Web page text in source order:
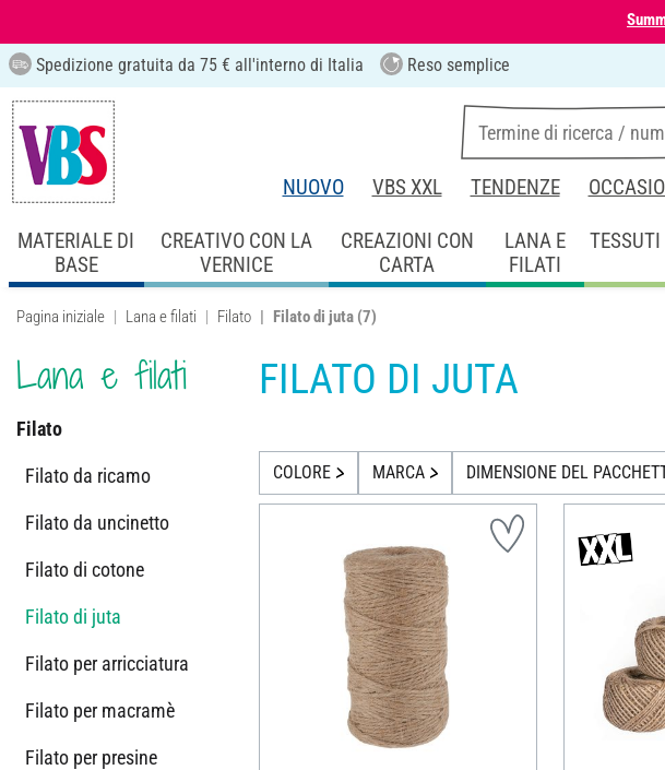
Spedizione gratuita da 75 € all'interno di Italia Reso semplice
NUOVO VBS XXL TENDENZE
MATERIALE DI
BASE
CREATIVO CON LA
VERNICE
CREAZIONI CON
CARTA
LANA E
FILATI
TESSUTI
Pagina iniziale Lana e filati Filato Filato di juta (7)
Lana e filati
Filato
Filato da ricamo
Filato da uncinetto
Filato di cotone
Filato di juta
Filato per arricciatura
Filato per macramè
Filato per presine
FILATO DI JUTA
COLORE MARCA DIMENSIONE DEL